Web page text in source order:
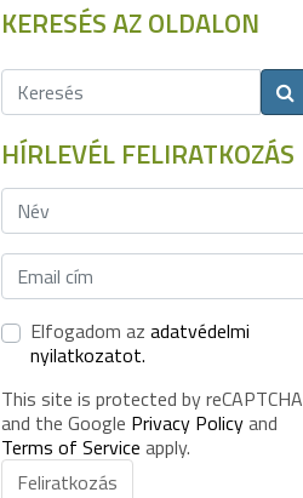
KERESÉS AZ OLDALON
HÍRLEVÉL FELIRATKOZÁS
Elfogadom az adatvédelmi
nyilatkozatot.
This site is protected by reCAPTCHA
and the Google Privacy Policyand
Terms of Service apply.
Feliratkozás